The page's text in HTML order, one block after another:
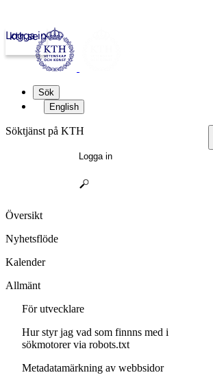
kth.se
Logga in
Sök
English
Söktjänst på KTH
Logga in
Översikt
Nyhetsflöde
Kalender
Allmänt
För utvecklare
Hur styr jag vad som finnns med i
sökmotorer via robots.txt
Metadatamärkning av webbsidor